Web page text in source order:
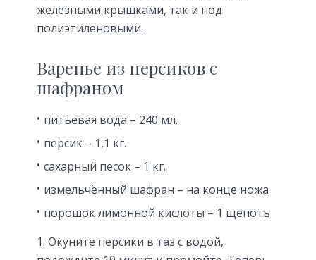
железными крышками, так и под
полиэтиленовыми.
Варенье из персиков с
шафраном
питьевая вода – 240 мл.
персик – 1,1 кг.
сахарный песок – 1 кг.
измельчённый шафран – на конце ножа
порошок лимонной кислоты – 1 щепоть
Окуните персики в таз с водой,